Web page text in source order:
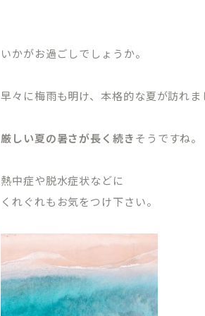
いかがお過ごしでしょうか。
早々に梅雨も明け、本格的な夏が訪れま
厳しい夏の暑さが長く続きそうですね。
熱中症や脱水症状などに
くれぐれもお気をつけ下さい。